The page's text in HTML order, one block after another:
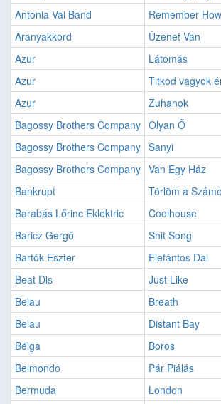
Antonia Vai Band
Remember
Aranyakkord
Üzenet Van
Azur
Látomás
Azur
Titkod vagyok
Azur
Zuhanok
Bagossy Brothers Company Olyan Ő
Bagossy Brothers Company Sanyi
Bagossy Brothers Company Van Egy Ház
Bankrupt
Törlöm a
Barabás Lőrinc Eklektric
Coolhouse
Baricz Gergő
Shit Song
Bartók Eszter
Elefántos Dal
Beat Dis
Just Like
Belau
Breath
Belau
Distant Bay
Bëlga
Boros
Belmondo
Pár Piálás
Bermuda
London